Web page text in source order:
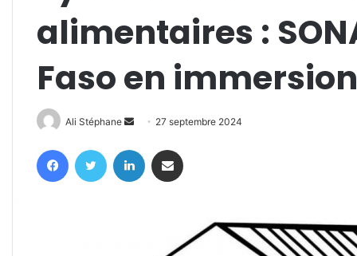
alimentaires :
Faso en
Ali Stéphane
Envoyer
courriel
27 septembre 2024
FacebookTwitter Linkedin